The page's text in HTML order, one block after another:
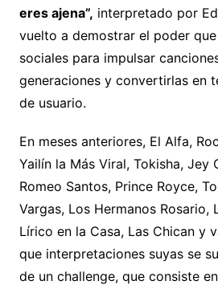
eres ajena”, interpretado por
vuelto a demostrar el poder
sociales para impulsar
generaciones y convertirlas en
de usuario.
En meses anteriores, El Alfa,
Yailín la Más Viral, Tokisha, Jey
Romeo Santos, Prince Royce,
Vargas, Los Hermanos Rosario,
Lírico en la Casa, Las Chican y
que interpretaciones suyas se
de un challenge, que consiste